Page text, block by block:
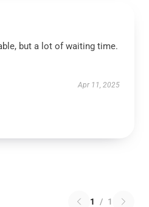
but a lot of waiting time.
Apr 11, 2025
1 / 1